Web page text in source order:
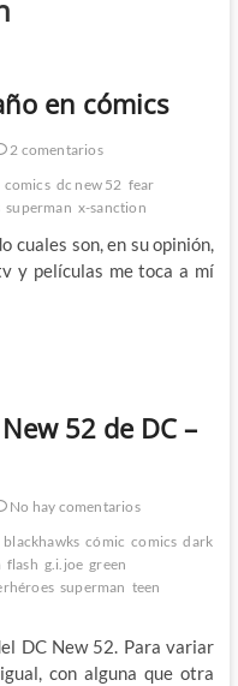
en cómics
2 comentarios
comics dc new 52 fear
superman x-sanction
cuales son, en su opinión,
y películas me toca a mí
52 de DC –
No hay comentarios
blackhawks cómic comics dark
flash g.i.joe green
superman teen
DC New 52. Para variar
con alguna que otra